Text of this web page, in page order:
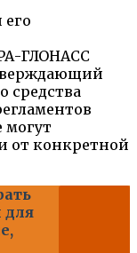
его
ГЛОНАСС
средства
могут
от конкретной